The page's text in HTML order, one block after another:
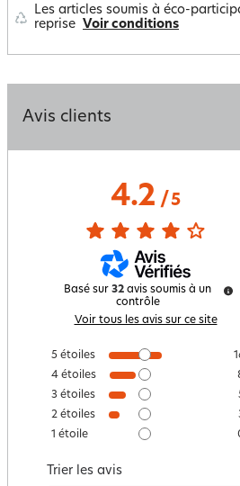
Les articles soumis à éco-
reprise Voir conditions
Avis clients
4.2/ 5
Basé sur 32 avis soumis à un
contrôle
Voir tous les avis sur ce site
5 étoiles
4 étoiles
3 étoiles
2 étoiles
1 étoile
Trier les avis